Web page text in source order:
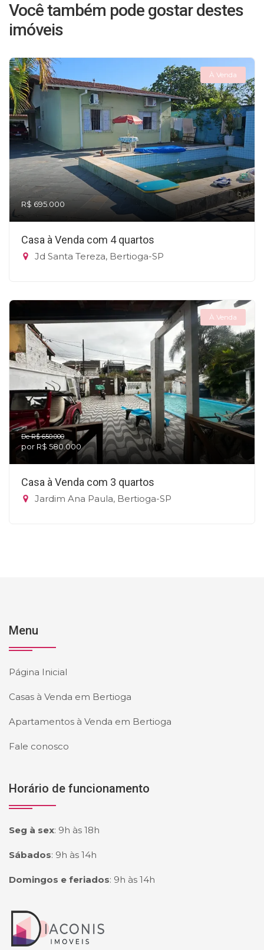
Você também pode gostar destes
imóveis
À Venda
R$ 695.000
Casa à Venda com 4 quartos
Jd Santa Tereza, Bertioga-SP
À Venda
De R$ 650.000
por R$ 580.000
Casa à Venda com 3 quartos
Jardim Ana Paula, Bertioga-SP
Menu
Página Inicial
Casas à Venda em Bertioga
Apartamentos à Venda em Bertioga
Fale conosco
Horário de funcionamento
Seg à sex: 9h às 18h
Sábados: 9h às 14h
Domingos e feriados: 9h às 14h
Página inicial